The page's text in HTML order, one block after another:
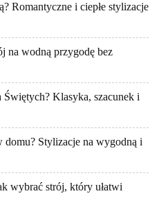
Romantyczne i ciepłe stylizacje
na wodną przygodę bez
Klasyka, szacunek i
domu? Stylizacje na wygodną i
wybrać strój, który ułatwi